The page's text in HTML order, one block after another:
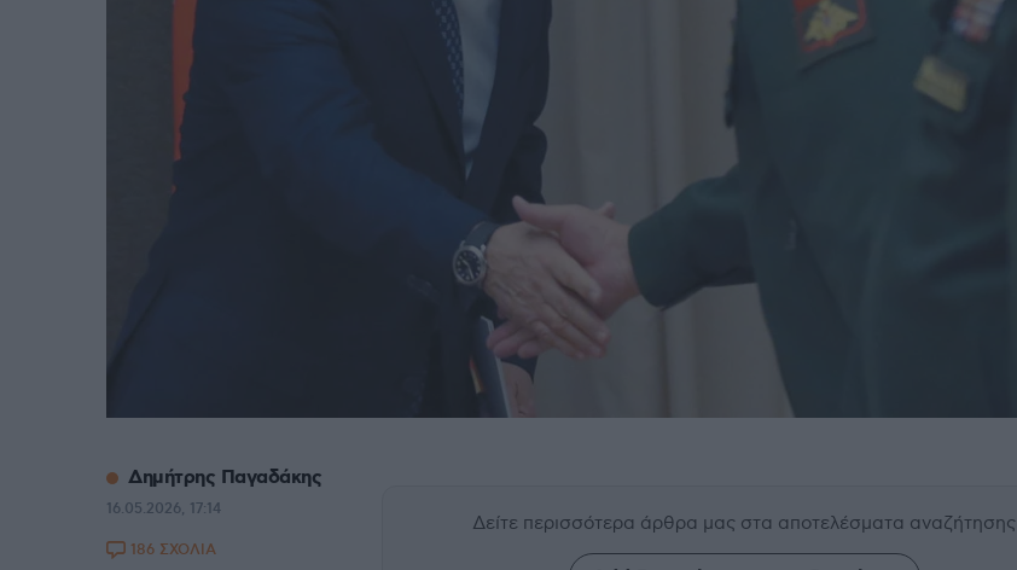
Δείτε περισσότερα άρθρα μας στα αποτελέσματα αναζήτησης
Δημήτρης Παγαδάκης
16.05.2026, 17:14
186 ΣΧΟΛΙΑ